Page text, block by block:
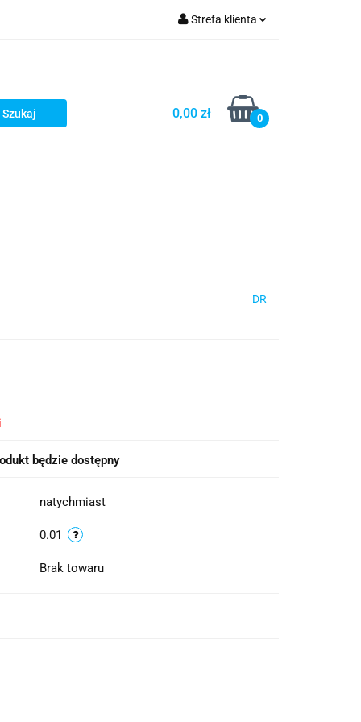
Strefa klienta
Dodaj zgłoszenie
0,00 zł 0
DR
będzie dostępny
natychmiast
0.01
Brak towaru